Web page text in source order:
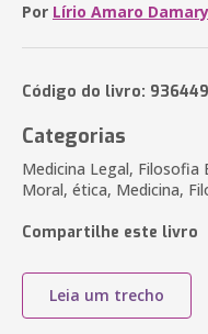
Por Lírio Amaro Damary
Código do livro: 936449
Categorias
Medicina Legal, Filosofia
Moral, ética, Medicina,
Compartilhe este livro
Leia um trecho